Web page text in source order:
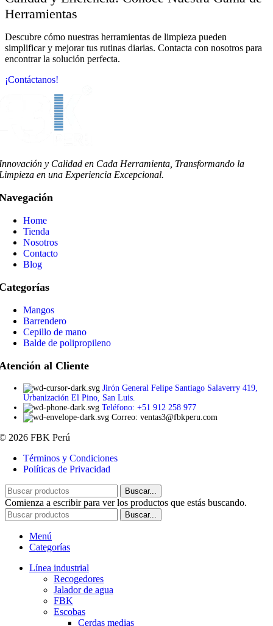
Herramientas
Descubre cómo nuestras herramientas de limpieza pueden
simplificar y mejorar tus rutinas diarias. Contacta con nosotros para
encontrar la solución perfecta.
¡Contáctanos!
y Calidad en Cada Herramienta, Transformando la
en una Experiencia Excepcional.
Home
Tienda
Nosotros
Contacto
Blog
Mangos
Barrendero
Cepillo de mano
Balde de polipropileno
al Cliente
Jirón General Felipe Santiago Salaverry 419,
Urbanización El Pino, San Luis.
Teléfono: +51 912 258 977
Correo: ventas3@fbkperu.com
2026 FBK Perú
Términos y Condiciones
Políticas de Privacidad
Buscar...
Comienza a escribir para ver los productos que estás buscando.
Buscar...
Menú
Categorías
Línea industrial
Recogedores
Jalador de agua
FBK
Escobas
Cerdas medias